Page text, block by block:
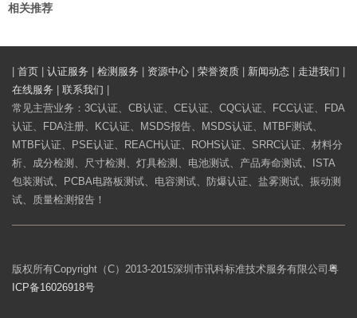
相关推荐
首页 认证服务 检测服务 资源中心 荣誉资质 新闻动态 走进我们
在线服务
联系我们
常见主营业务：3C认证、CB认证、CE认证、CQC认证、FCC认证、FDA
认证、FDA注册、KC认证、MSDS报告、MSDS认证、MTBF测试、
MTBF认证、PSE认证、REACH认证、ROHS认证、SRRC认证、材料分
析、成分检测、尺寸检测、灯具检测、电池测试、产品寿命测试、ISTA
包装测试、PCBA电路板测试、电容测试、防爆认证、盐雾测试、振动测
试、质量检测报告！
版权所有Copyright（C）2013-2015深圳市讯科标准技术服务有限公司 粤
ICP备16026918号